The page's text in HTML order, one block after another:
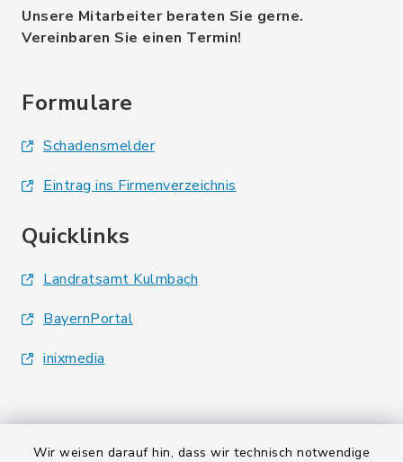
Wir weisen darauf hin, dass wir technisch notwendige
Unsere Mitarbeiter beraten Sie gerne.
Vereinbaren Sie einen Termin!
Formulare
Schadensmelder
Eintrag ins Firmenverzeichnis
Quicklinks
Landratsamt Kulmbach
BayernPortal
inixmedia